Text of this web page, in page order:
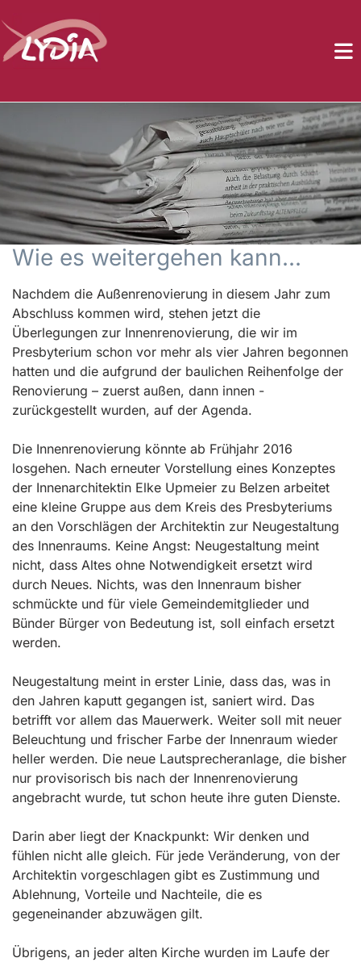
Wie es weitergehen kann...
Nachdem die Außenrenovierung in diesem Jahr zum
Abschluss kommen wird, stehen jetzt die
Überlegungen zur Innenrenovierung, die wir im
Presbyterium schon vor mehr als vier Jahren begonnen
hatten und die aufgrund der baulichen Reihenfolge der
Renovierung – zuerst außen, dann innen -
zurückgestellt wurden, auf der Agenda.
Die Innenrenovierung könnte ab Frühjahr 2016
losgehen. Nach erneuter Vorstellung eines Konzeptes
der Innenarchitektin Elke Upmeier zu Belzen arbeitet
eine kleine Gruppe aus dem Kreis des Presbyteriums
an den Vorschlägen der Architektin zur Neugestaltung
des Innenraums. Keine Angst: Neugestaltung meint
nicht, dass Altes ohne Notwendigkeit ersetzt wird
durch Neues. Nichts, was den Innenraum bisher
schmückte und für viele Gemeindemitglieder und
Bünder Bürger von Bedeutung ist, soll einfach ersetzt
werden.
Neugestaltung meint in erster Linie, dass das, was in
den Jahren kaputt gegangen ist, saniert wird. Das
betrifft vor allem das Mauerwerk. Weiter soll mit neuer
Beleuchtung und frischer Farbe der Innenraum wieder
heller werden. Die neue Lautsprecheranlage, die bisher
nur provisorisch bis nach der Innenrenovierung
angebracht wurde, tut schon heute ihre guten Dienste.
Darin aber liegt der Knackpunkt: Wir denken und
fühlen nicht alle gleich. Für jede Veränderung, von der
Architektin vorgeschlagen gibt es Zustimmung und
Ablehnung, Vorteile und Nachteile, die es
gegeneinander abzuwägen gilt.
Übrigens, an jeder alten Kirche wurden im Laufe der